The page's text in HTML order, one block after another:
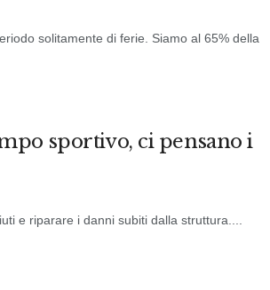
solitamente di ferie. Siamo al 65% della
sportivo, ci pensano i
e riparare i danni subiti dalla struttura....